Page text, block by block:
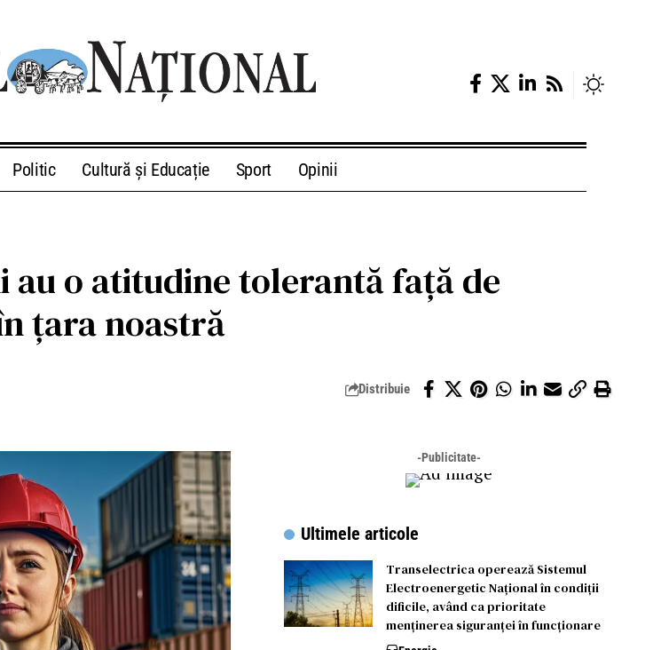
Politic Cultură și Educație Sport Opinii
o atitudine tolerantă față de
țara noastră
Distribuie
-Publicitate-
Ultimele articole
Transelectrica operează Sistemul
Electroenergetic Național în condiții
dificile, având ca prioritate
menținerea siguranței în funcționare